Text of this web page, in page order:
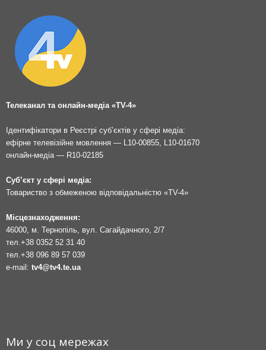
Телеканал та онлайн-медіа «TV-4»
Ідентифікатори в Реєстрі суб’єктів у сфері медіа:
ефірне телевізійне мовлення — L10-00855, L10-01670
онлайн-медіа — R10-02185
Суб’єкт у сфері медіа:
Товариство з обмеженою відповідальністю «TV-4»
Місцезнаходження:
46000, м. Тернопіль, вул. Сагайдачного, 2/7
тел. +38 0352 52 31 40
тел. +38 096 89 57 039
e-mail: tv4@tv4.te.ua
Ми у соц мережах